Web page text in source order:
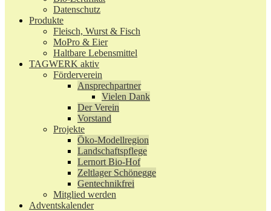
Datenschutz
Produkte
Fleisch, Wurst & Fisch
MoPro & Eier
Haltbare Lebensmittel
TAGWERK aktiv
Förderverein
Ansprechpartner
Vielen Dank
Der Verein
Vorstand
Projekte
Öko-Modellregion
Landschaftspflege
Lernort Bio-Hof
Zeltlager Schönegge
Gentechnikfrei
Mitglied werden
Adventskalender